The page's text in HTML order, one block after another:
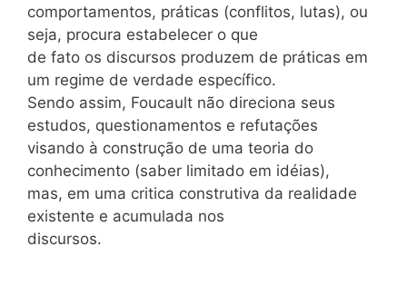
comportamentos, práticas (conflitos, lutas), ou
seja, procura estabelecer o que
de fato os discursos produzem de práticas em
um regime de verdade específico.
Sendo assim, Foucault não direciona seus
estudos, questionamentos e refutações
visando à construção de uma teoria do
conhecimento (saber limitado em idéias),
mas, em uma critica construtiva da realidade
existente e acumulada nos
discursos.